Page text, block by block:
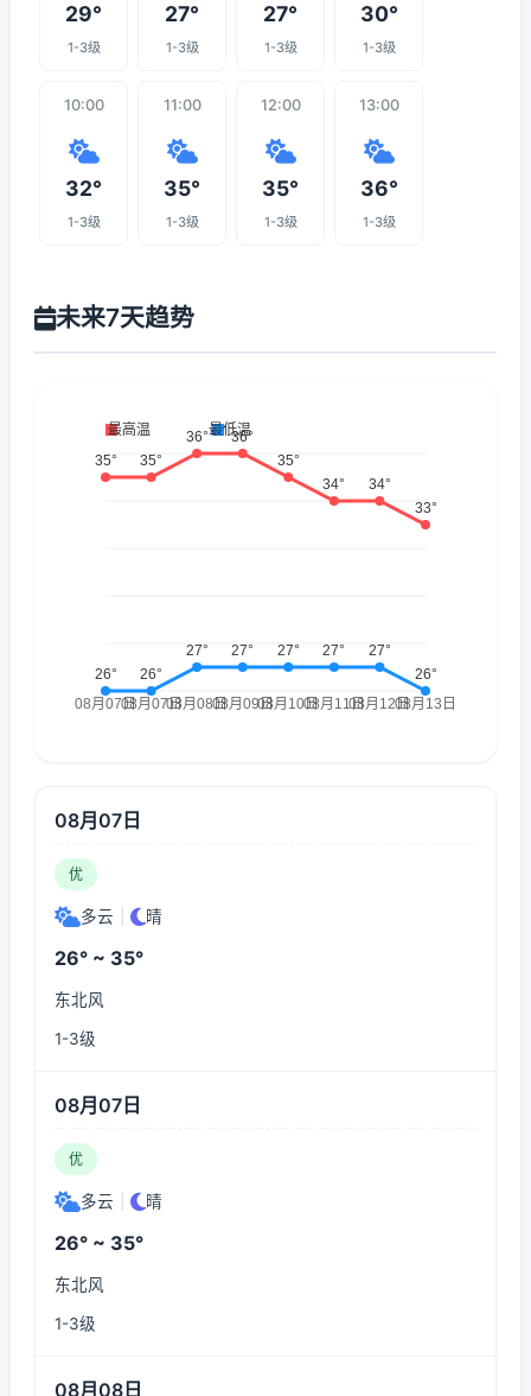
29°
1-3级
27°
1-3级
27°
1-3级
30°
1-3级
10:00
32°
1-3级
11:00
35°
1-3级
12:00
35°
1-3级
13:00
36°
1-3级
未来7天趋势
08月07日
优
多云 晴
26° ~ 35°
东北风
1-3级
08月07日
优
多云 晴
26° ~ 35°
东北风
1-3级
08月08日